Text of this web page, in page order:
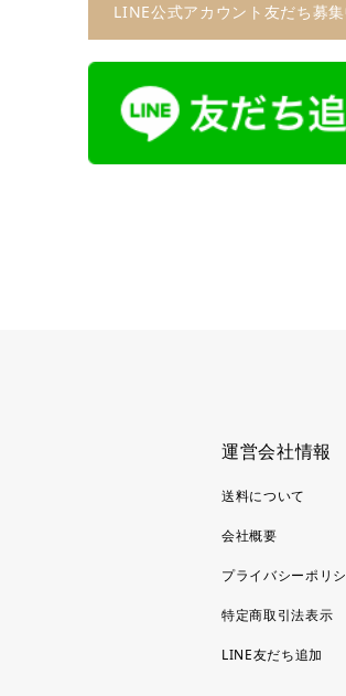
LINE公式アカウント友だち募集
運営会社情報
送料について
会社概要
プライバシーポリ
特定商取引法表示
LINE友だち追加